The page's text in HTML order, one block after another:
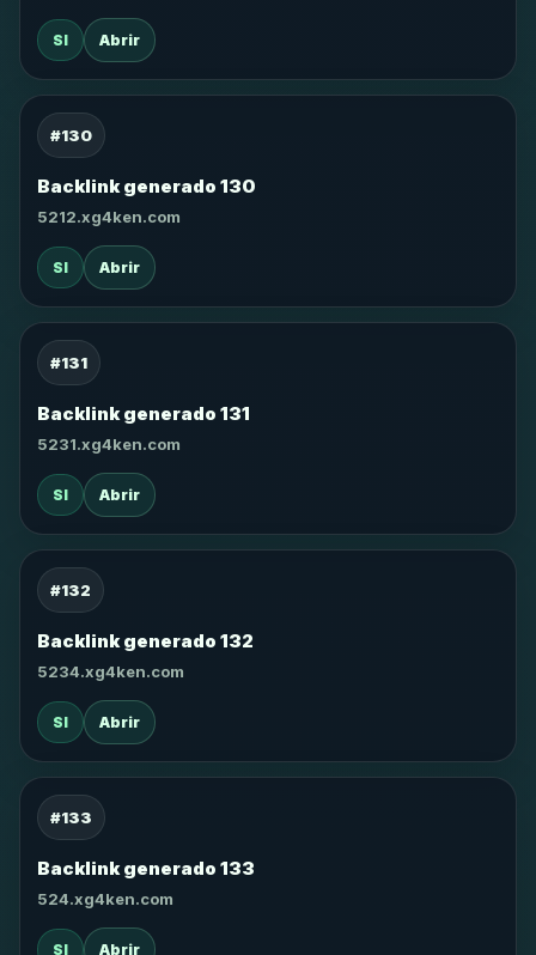
SI Abrir
#130
Backlink generado 130
5212.xg4ken.com
SI Abrir
#131
Backlink generado 131
5231.xg4ken.com
SI Abrir
#132
Backlink generado 132
5234.xg4ken.com
SI Abrir
#133
Backlink generado 133
524.xg4ken.com
SI Abrir